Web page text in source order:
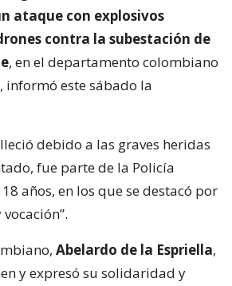
ataque con explosivos
contra la subestación de
, en el departamento colombiano
informó este sábado la
debido a las graves heridas
fue parte de la Policía
años, en los que se destacó por
Abelardo de la Espriella,
y expresó su solidaridad y